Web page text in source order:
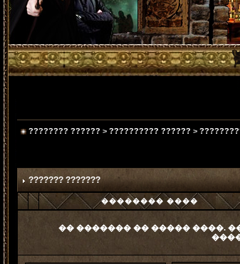
???????? ?????? > ?????????? ?????? >
??????? ???????
�������� ����
�� ������� �� ����� ����.